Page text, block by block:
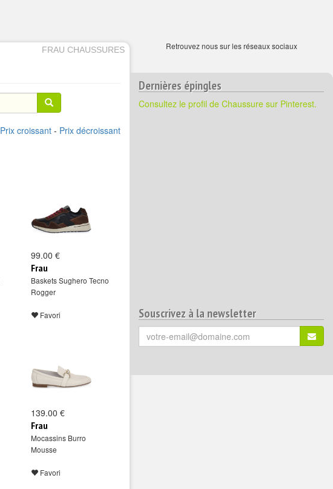
FRAU CHAUSSURES
Prix croissant - Prix décroissant
99.00 €
Frau
Baskets Sughero Tecno
Rogger
Favori
139.00 €
Frau
Mocassins Burro
Mousse
Favori
Dernières épingles
Consultez le profil de Chaussure sur Pinterest.
Souscrivez à la newsletter
Votre
email
Retrouvez nous sur les réseaux sociaux